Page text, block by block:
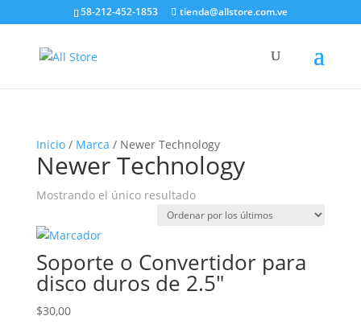
58-212-452-1853 tienda@allstore.com.ve
Inicio/ Marca / Newer Technology
Newer Technology
Mostrando el único resultado
Soporte o Convertidor para
disco duros de 2.5″
$30,00